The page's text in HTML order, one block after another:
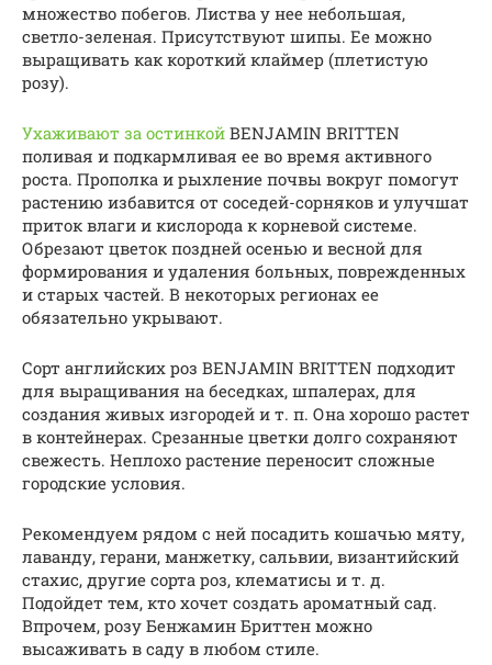
множество побегов. Листва у нее небольшая,
светло-зеленая. Присутствуют шипы. Ее можно
выращивать как короткий клаймер (плетистую
розу).
Ухаживают за остинкой BENJAMIN BRITTEN
поливая и подкармливая ее во время активного
роста. Прополка и рыхление почвы вокруг помогут
растению избавится от соседей-сорняков и улучшат
приток влаги и кислорода к корневой системе.
Обрезают цветок поздней осенью и весной для
формирования и удаления больных, поврежденных
и старых частей. В некоторых регионах ее
обязательно укрывают.
Сорт английских роз BENJAMIN BRITTEN подходит
для выращивания на беседках, шпалерах, для
создания живых изгородей и т. п. Она хорошо растет
в контейнерах. Срезанные цветки долго сохраняют
свежесть. Неплохо растение переносит сложные
городские условия.
Рекомендуем рядом с ней посадить кошачью мяту,
лаванду, герани, манжетку, сальвии, византийский
стахис, другие сорта роз, клематисы и т. д.
Подойдет тем, кто хочет создать ароматный сад.
Впрочем, розу Бенжамин Бриттен можно
высаживать в саду в любом стиле.